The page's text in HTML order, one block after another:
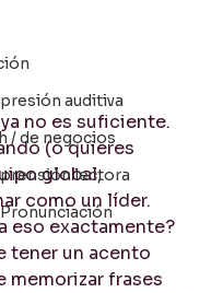
auditiva
/ de negocios
lectora
no es suficiente.
(o quieres
global,
como un líder.
eso exactamente?
tener un acento
memorizar frases